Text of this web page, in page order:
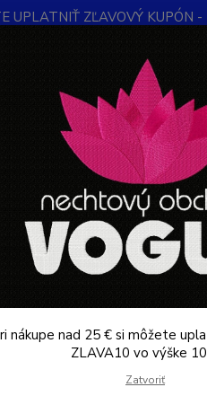
UPLATNIŤ ZĽAVOVÝ
Hľadať
PROFESIONÁLNA Kozmetika
solí do kúpeľa na pedikúru.
nákupe nad 25 € si môžete
ZLAVA10 vo výške
Zatvoriť